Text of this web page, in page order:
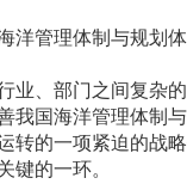
洋管理体制与规划
业、部门之间复杂
我国海洋管理体制
转的一项紧迫的战
键的一环。